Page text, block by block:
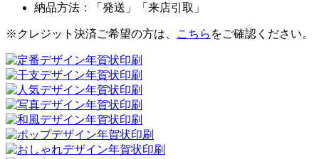
納品方法：「発送」「来店引取」
※クレジット決済ご希望の方は、 こちら をご確認ください。